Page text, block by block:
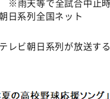
日系列全国ネット
レビ朝日系列が放送す